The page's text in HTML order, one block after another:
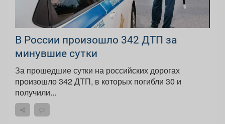
В России произошло 342 ДТП за
минувшие сутки
За прошедшие сутки на российских дорогах
произошло 342 ДТП, в которых погибли 30 и
получили...